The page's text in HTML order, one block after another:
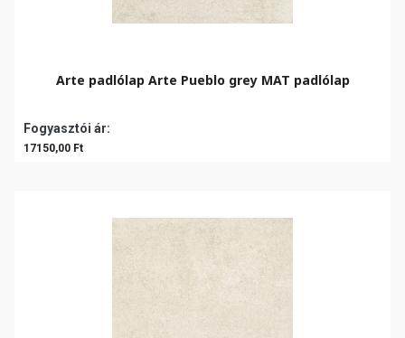
Arte padlólap Arte Pueblo grey MAT padlólap
Fogyasztói ár:
17150,00 Ft